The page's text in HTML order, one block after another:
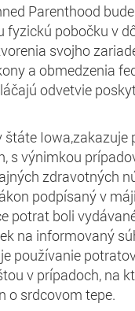
Parenthood
fyzickú pobočku v
svojho
a obmedzenia
odvetvie
Iowa,zakazuje
s výnimkou
zdravotných
podpísaný v
potrat boli
na informovaný
používanie
v prípadoch, na
o srdcovom tepe.